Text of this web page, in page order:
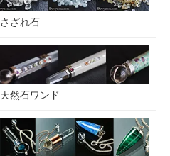
さざれ石
天然石ワンド